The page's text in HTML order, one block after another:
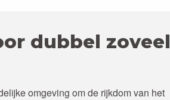
dubbel zoveel
omgeving om de rijkdom van het